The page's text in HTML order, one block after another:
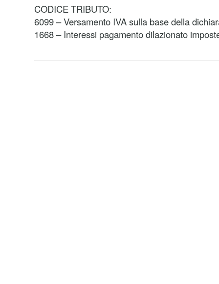
CODICE TRIBUTO:
6099 – Versamento IVA sulla base della
1668 – Interessi pagamento dilazionato